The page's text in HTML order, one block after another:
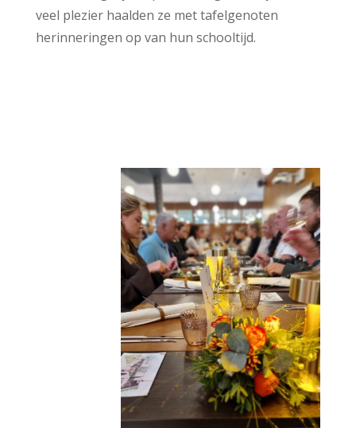
veel plezier haalden ze met tafelgenoten
herinneringen op van hun schooltijd.